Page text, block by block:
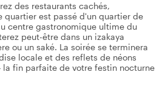
des restaurants cachés,
quartier est passé d'un quartier de
centre gastronomique ultime du
peut-être dans un izakaya
ou un saké. La soirée se terminera
locale et des reflets de néons
fin parfaite de votre festin nocturne